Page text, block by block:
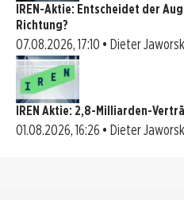
IREN-Aktie: Entscheidet der
Richtung?
07.08.2026, 17:10 • Dieter
IREN Aktie: 2,8-Milliarden-
01.08.2026, 16:26 • Dieter